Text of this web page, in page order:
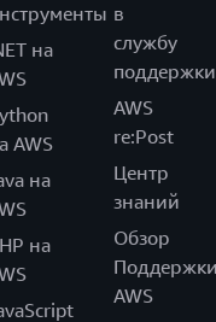
на
AWS
на
на
в
службу
поддержки
AWS
re:Post
Центр
знаний
Обзор
AWS